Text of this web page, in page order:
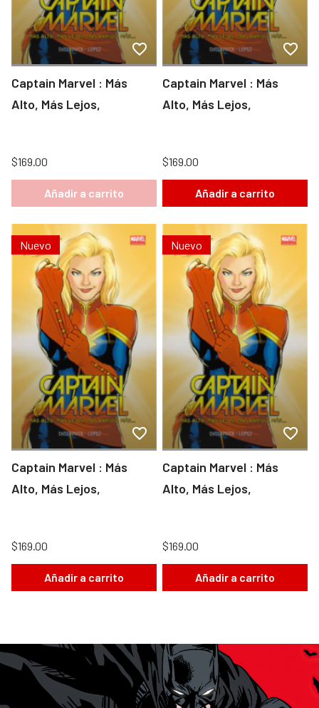
Captain Marvel : Más
Alto, Más Lejos,
$169.00
Añadir a carrito
Captain Marvel : Más
Alto, Más Lejos,
$169.00
Añadir a carrito
Nuevo
Captain Marvel : Más
Alto, Más Lejos,
$169.00
Añadir a carrito
Nuevo
Captain Marvel : Más
Alto, Más Lejos,
$169.00
Añadir a carrito